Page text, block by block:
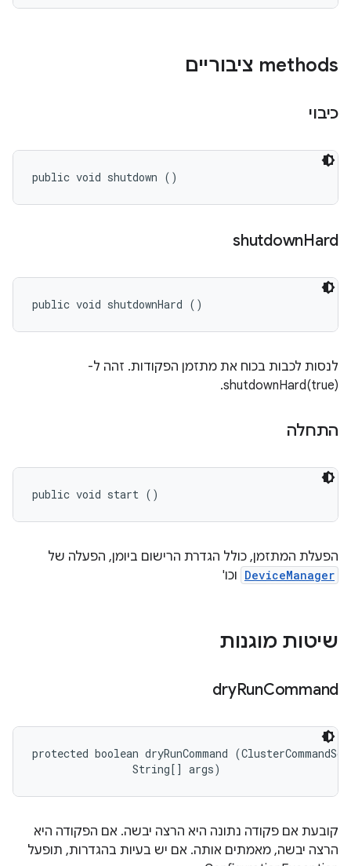
‫methods ציבוריים
כיבוי
public void shutdown ()
shutdownHard
public void shutdownHard ()
לנסות לכבות בכוח את מתזמן הפקודות. זהה ל-
shutdownHard(true).
התחלה
public void start ()
הפעלת המתזמן, כולל הגדרת הרישום ביומן, הפעלה של
DeviceManager וכו'
שיטות מוגנות
dryRunCommand
protected boolean dryRunCommand
                String[] args)
קובעת אם פקודה נתונה היא הרצה יבשה. אם הפקודה היא
הרצה יבשה, מאמתים אותה. אם יש בעיות בהגדרות, תופעל